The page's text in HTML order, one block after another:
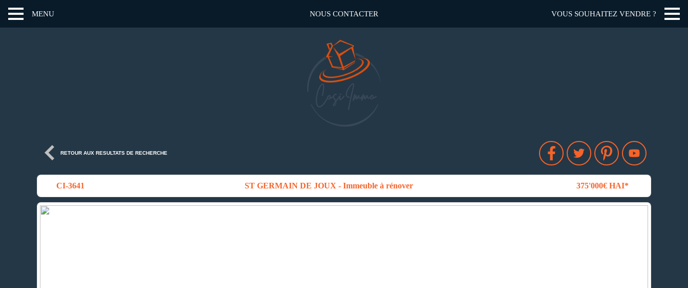
MENU NOUS CONTACTER VOUS SOUHAITEZ VENDRE ?
RETOUR AUX RESULTATS DE RECHERCHE
CI-3641 ST GERMAIN DE JOUX - Immeuble à rénover 375'000€ HAI*